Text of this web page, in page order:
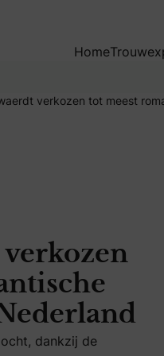
tot meestHome
verkozen tot meest
dankzij de
dankzij de